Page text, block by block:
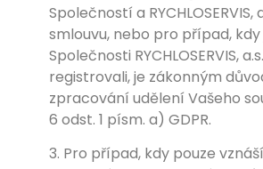
Společností a RYCHLOSERVIS,
smlouvu, nebo pro případ, kdy
Společnosti RYCHLOSERVIS, a.s.
registrovali, je zákonným
zpracování udělení Vašeho
6 odst. 1 písm. a) GDPR.
3. Pro případ, kdy pouze